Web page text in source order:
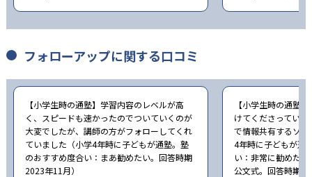
フォローアップに関する口コミ
【小学生時の通塾】学習内容のレベルが高
く、スピードも速かったのでついていくのが
大変でしたが、講師の方がフォローしてくれ
ていました（小学4年時に子どもが通塾。塾
のおすすめ度合い：まあ勧めたい。回答時期
2023年11月）
【小学生時の通塾
けてくださってい
で情報共有するソ
4年時に子どもが通
い：非常に勧めた
公文式。回答時期